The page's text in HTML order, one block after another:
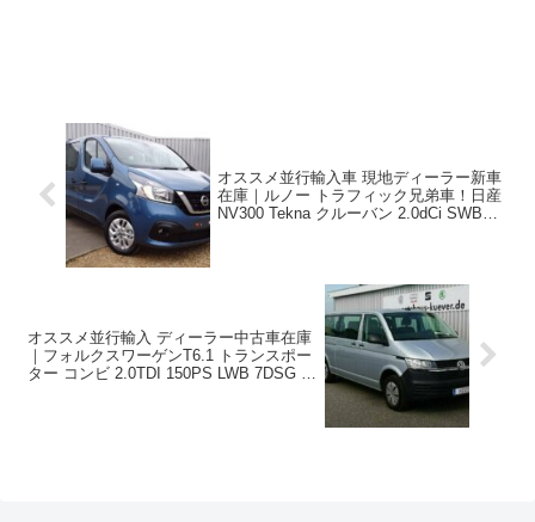
オススメ並行輸入車 現地ディーラー新車
在庫｜ルノー トラフィック兄弟車！日産
NV300 Tekna クルーバン 2.0dCi SWB
オススメ並行輸入 ディーラー中古車在庫
｜フォルクスワーゲンT6.1 トランスポー
ター コンビ 2.0TDI 150PS LWB 7DSG 9